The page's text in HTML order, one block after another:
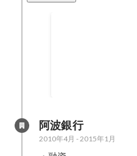
開催！また、地元
フィスを構える企
阿波銀行
2010年4月 -2015年1月